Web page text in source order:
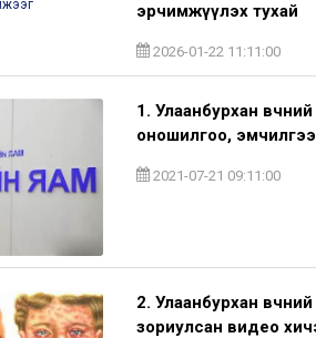
эрчимжүүлэх тухай
2026-01-22 11:11:00
1. Улаанбурхан
оношилгоо,
2021-07-21 09:11:00
2. Улаанбурхан
зориулсан видео